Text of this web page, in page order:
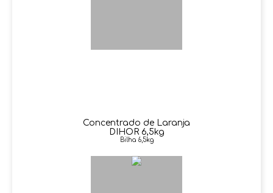
Concentrado de Laranja
DIHOR 6,5kg
Bilha 6,5kg